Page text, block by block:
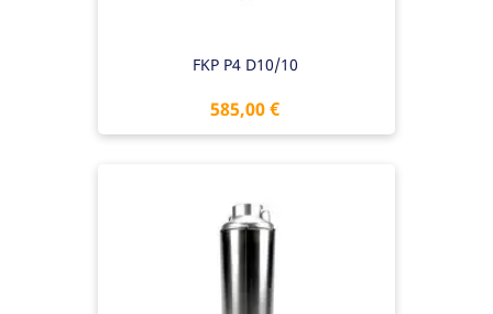
FKP P4 D10/10
Preis
585,00 €